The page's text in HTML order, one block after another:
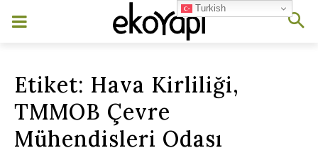
Etiket: Hava Kirliliği,
TMMOB Çevre
Mühendisleri Odası
Turkish